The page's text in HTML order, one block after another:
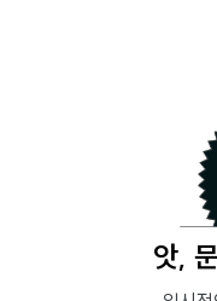
앗,